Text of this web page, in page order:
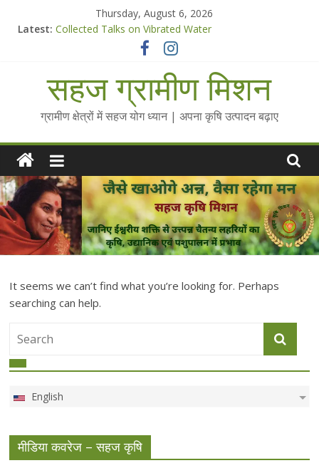
Thursday, August 6, 2026
Latest: Collected Talks on Vibrated Water
सहज कृषि प्रचार-प्रसार किट
Standee Designs @ 2025 for Sahaj Krishi Promotions
Chalo Gaon Ki Or Abhiyaan - 2025-26
सहज ग्रामीण मिशन
ग्रामीण क्षेत्रों में सहज योग ध्यान | अपना कृषि उत्पादन बढ़ाए
It seems we can’t find what you’re looking for. Perhaps
searching can help.
English
मीडिया कवरेज – सहज कृषि